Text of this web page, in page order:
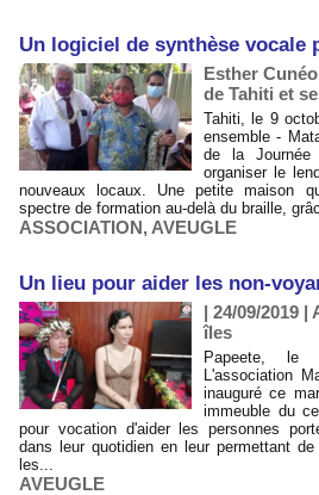
Un logiciel de synthèse vocale
Esther
de Tahiti et
Tahiti, le 9
ensemble -
de la
organiser le
nouveaux locaux. Une petite maison
spectre de formation au-delà du braille,
ASSOCIATION, AVEUGLE
Un lieu pour aider les non-
| 24/09/2019 |
îles
Papeete, le
L'association
inauguré ce
immeuble du
pour vocation d'aider les personnes
dans leur quotidien en leur permettant
les...
AVEUGLE